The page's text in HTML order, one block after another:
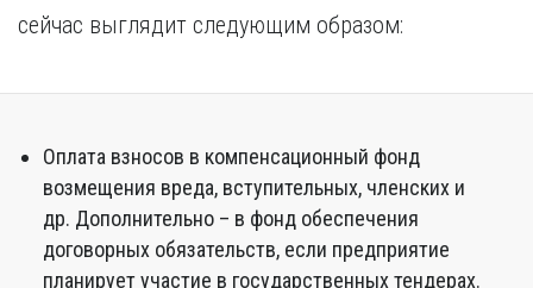
сейчас выглядит следующим образом:
Оплата взносов в компенсационный фонд
возмещения вреда, вступительных, членских и
др. Дополнительно – в фонд обеспечения
договорных обязательств, если предприятие
планирует участие в государственных тендерах.